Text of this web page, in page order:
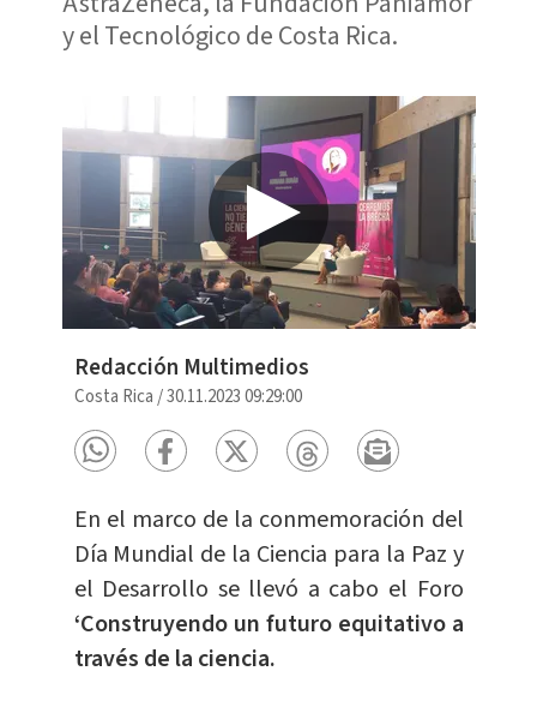
y el Tecnológico de Costa Rica.
Redacción Multimedios
Costa Rica /30.11.2023 09:29:00
En el marco de la conmemoración del
Día Mundial de la Ciencia para la Paz y
el Desarrollo se llevó a cabo el Foro
‘Construyendo un futuro equitativo a
través de la ciencia.